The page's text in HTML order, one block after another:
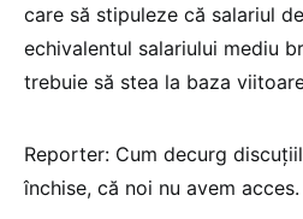
care să stipuleze că salariul
echivalentul salariului mediu
trebuie să stea la baza
Reporter: Cum decurg
închise, că noi nu avem acces.